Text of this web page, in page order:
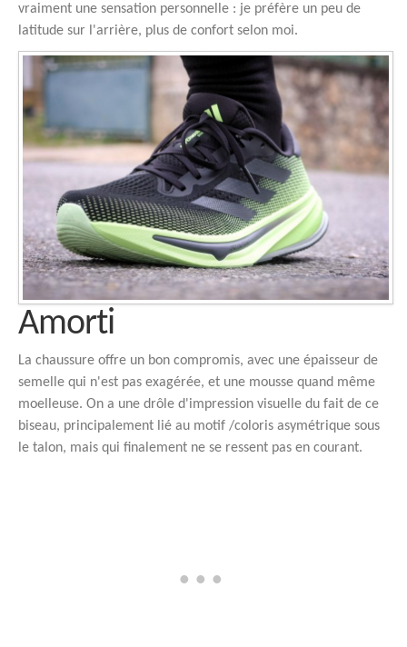
vraiment une sensation personnelle : je préfère un peu de
latitude sur l'arrière, plus de confort selon moi.
Amorti
La chaussure offre un bon compromis, avec une épaisseur de
semelle qui n'est pas exagérée, et une mousse quand même
moelleuse. On a une drôle d'impression visuelle du fait de ce
biseau, principalement lié au motif /coloris asymétrique sous
le talon, mais qui finalement ne se ressent pas en courant.